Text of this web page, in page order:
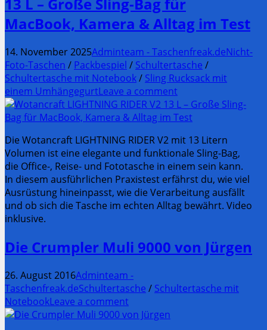
13 L – Große Sling-Bag für
MacBook, Kamera & Alltag im Test
14. November 2025Adminteam - Taschenfreak.deNicht-
Foto-Taschen / Packbespiel / Schultertasche /
Schultertasche mit Notebook/ Sling Rucksack mit
einem UmhängegurtLeave a comment
Die Wotancraft LIGHTNING RIDER V2 mit 13 Litern
Volumen ist eine elegante und funktionale Sling-Bag,
die Office-, Reise- und Fototasche in einem sein kann.
In diesem ausführlichen Praxistest erfährst du, wie viel
Ausrüstung hineinpasst, wie die Verarbeitung ausfällt
und ob sich die Tasche im echten Alltag bewährt. Video
inklusive.
Die Crumpler Muli 9000 von Jürgen
26. August 2016Adminteam -
Taschenfreak.deSchultertasche / Schultertasche mit
NotebookLeave a comment